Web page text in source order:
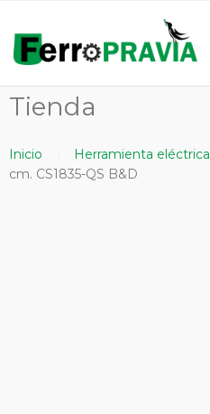
Tienda
Inicio Herramienta eléctrica
cm. CS1835-QS B&D